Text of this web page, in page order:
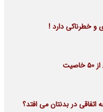
خطرناکی دارد !
در بدنتان می افتد؟